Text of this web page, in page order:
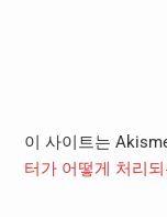
이 사이트는
터가 어떻게 처리